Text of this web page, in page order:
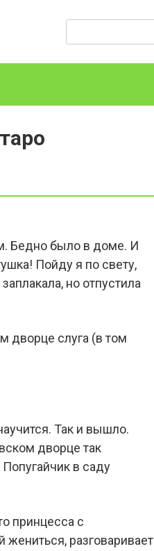
Бедно было в доме. И
Пойду я по свету,
но отпустила
дворце слуга (в том
Так и вышло.
дворце так
в саду
принцесса с
разговаривает